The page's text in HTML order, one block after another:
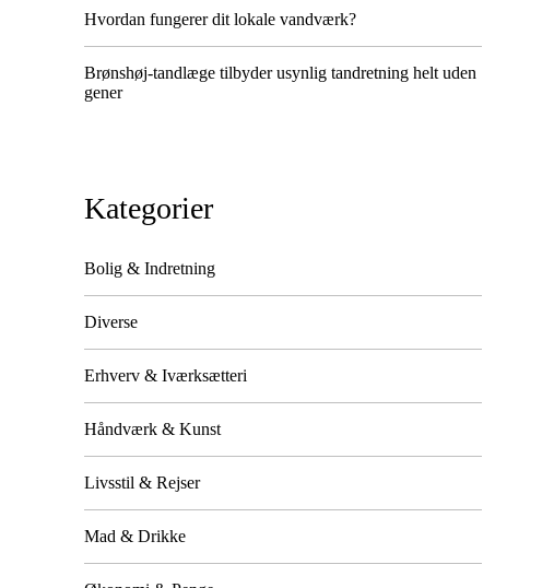
Hvordan fungerer dit lokale vandværk?
Brønshøj-tandlæge tilbyder usynlig tandretning helt uden
gener
Kategorier
Bolig & Indretning
Diverse
Erhverv & Iværksætteri
Håndværk & Kunst
Livsstil & Rejser
Mad & Drikke